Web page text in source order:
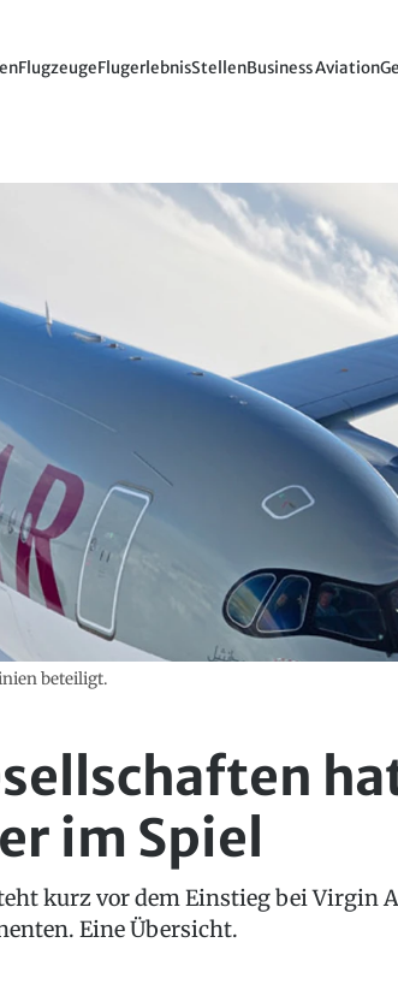
FlugzeugeFlugerlebnisStellenBusiness Aviation
beteiligt.
im Spiel
kurz vor dem Einstieg bei Virgin
Eine Übersicht.